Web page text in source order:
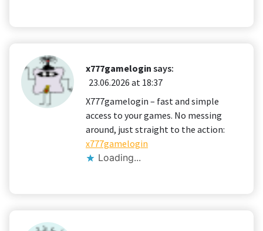
x777gamelogin says:
23.06.2026 at 18:37
X777gamelogin – fast and simple
access to your games. No messing
around, just straight to the action:
x777gamelogin
Loading...